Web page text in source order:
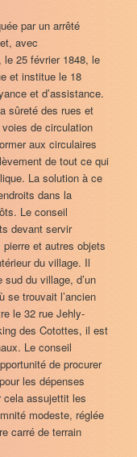
par un arrêté
avec
le 25 février 1848, le
et institue le 18
et d’assistance.
sûreté des rues et
de circulation
aux circulaires
de tout ce qui
La solution à ce
dans la
Le conseil
devant servir
et autres objets
du village. Il
sud du village, d’un
se trouvait l’ancien
le 32 rue Jehly-
des Cotottes, il est
Le conseil
de procurer
les dépenses
cela assujettit les
modeste, réglée
carré de terrain